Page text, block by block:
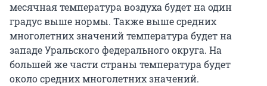
месячная температура воздуха будет на один
градус выше нормы. Также выше средних
многолетних значений температура будет на
западе Уральского федерального округа. На
большей же части страны температура будет
около средних многолетних значений.